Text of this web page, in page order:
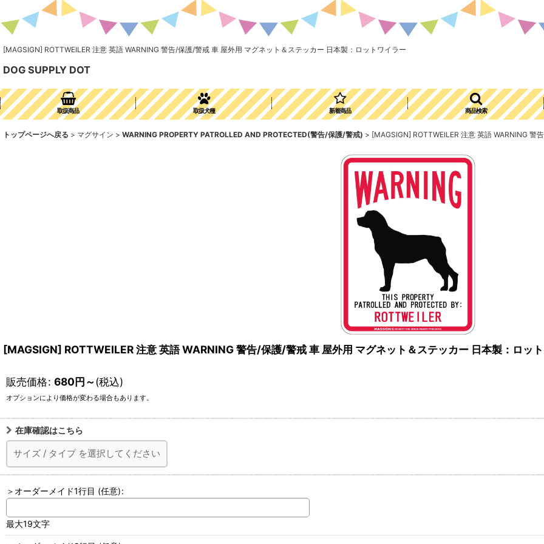
[MAGSIGN] ROTTWEILER 注意 英語 WARNING 警告/保護/警戒 車 屋外用 マグネット＆ステッカー 日本製：ロットワイラー
DOG SUPPLY DOT
取扱商品 取扱犬種 新着商品 商品検索
トップページへ戻る > マグサイン > WARNING PROPERTY PATROLLED AND PROTECTED(警告/保護/警戒) > [MAGSIGN] ROTTWEILER 注意 英語 WARNING 警
[MAGSIGN] ROTTWEILER 注意 英語 WARNING 警告/保護/警戒 車 屋外用 マグネット＆ステッカー 日本製：ロッ
販売価格: 680円～(税込)
オプションにより価格が変わる場合もあります。
在庫確認はこちら
サイズ / タイプ を選択してください
＞オーダーメイド1行目 (任意):
最大19文字